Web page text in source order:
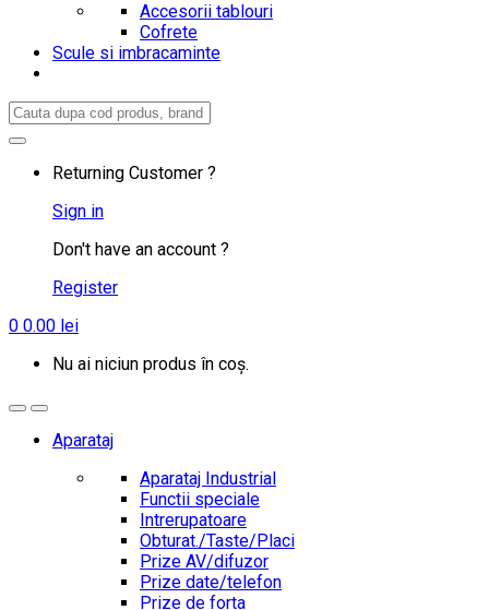
Accesorii tablouri
Cofrete
Scule si imbracaminte
Search
Returning Customer ?
Sign in
Don't have an account ?
Register
0 0.00 lei
Nu ai niciun produs în coș.
Aparataj
Aparataj Industrial
Functii speciale
Intrerupatoare
Obturat./Taste/Placi
Prize AV/difuzor
Prize date/telefon
Prize de forta